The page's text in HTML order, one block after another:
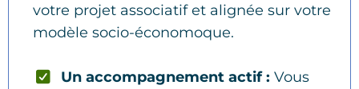
votre projet associatif et alignée sur votre
modèle socio-économoque.
Un accompagnement actif : Vous